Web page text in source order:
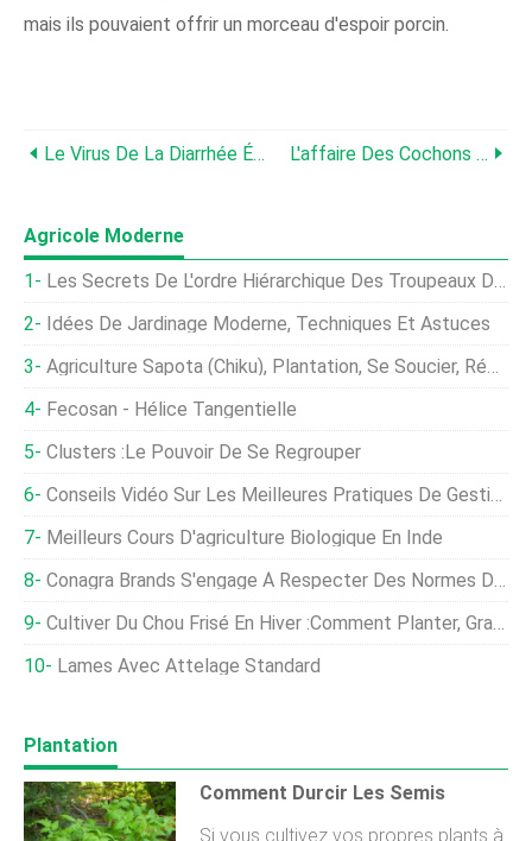
mais ils pouvaient offrir un morceau d'espoir porcin.
Le Virus De La Diarrhée Épidémique Porcine Est Méchant » Et Cela Pourrait Empirer L'affaire Des Cochons Ivres
Agricole Moderne
Les Secrets De L'ordre Hiérarchique Des Troupeaux De Poulets
Idées De Jardinage Moderne, Techniques Et Astuces
Agriculture Sapota (Chiku), Plantation, Se Soucier, Récolte
Fecosan - Hélice Tangentielle
Clusters :le Pouvoir De Se Regrouper
Conseils Vidéo Sur Les Meilleures Pratiques De Gestion
Meilleurs Cours D'agriculture Biologique En Inde
Conagra Brands S'engage À Respecter Des Normes De Bien-Être Plus Élevées Pour Les Poulets De Chair
Cultiver Du Chou Frisé En Hiver :comment Planter, Grandir, Et Protéger Le Chou Frisé D'hiver
Lames Avec Attelage Standard
Plantation
Comment Durcir Les Semis
Si vous cultivez vos propres plants à